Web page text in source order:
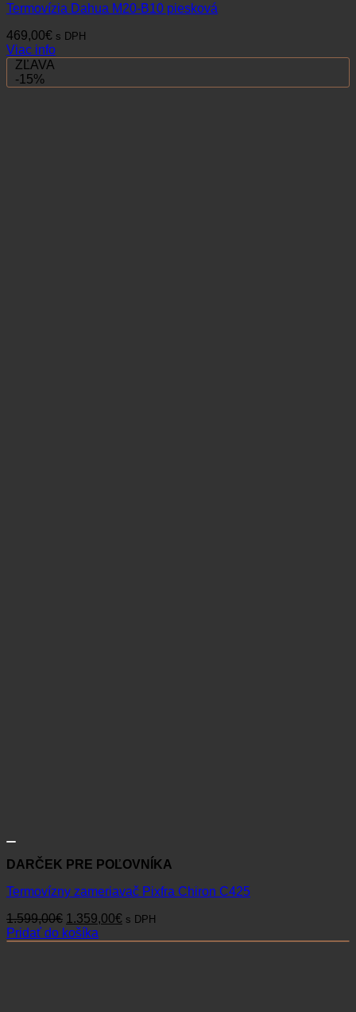
Termovízia Dahua M20-B10 piesková
469,00€ s DPH
Viac info
ZĽAVA
-15%
DARČEK PRE POĽOVNÍKA
Termovízny zameriavač Pixfra Chiron C425
1.599,00€ Pôvodná
cena
bola:
1.359,00€ Aktuálna
je:
s DPH
Pridať do košíka